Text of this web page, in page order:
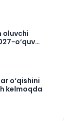
oluvchi
o‘quv
o‘qishini
kelmoqda